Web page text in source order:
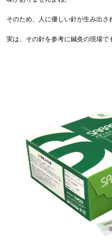
そのため、人に優しい針が生み出さ
実は、その針を参考に鍼灸の現場で